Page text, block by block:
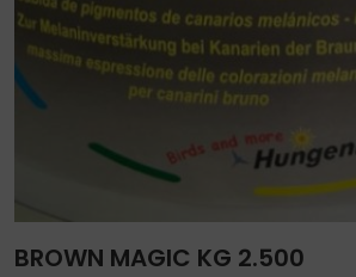
BROWN MAGIC KG 2.500